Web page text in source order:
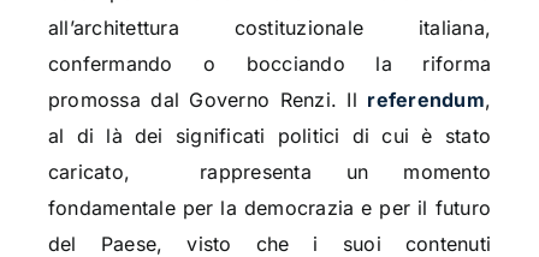
all’architettura costituzionale italiana,
confermando o bocciando la riforma
promossa dal Governo Renzi. Il referendum,
al di là dei significati politici di cui è stato
caricato, rappresenta un momento
fondamentale per la democrazia e per il futuro
del Paese, visto che i suoi contenuti